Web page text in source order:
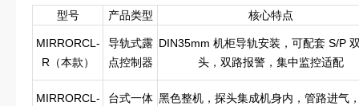
型号 产品类型 核心特点
MIRRORCL-
R（本款）
导轨式露
点控制器
DIN35mm 机柜导轨安装，可配套 S/P
头，双路报警，集中监控适配
MIRRORCL-
台式一体 黑色整机，探头集成机身内，管路进气